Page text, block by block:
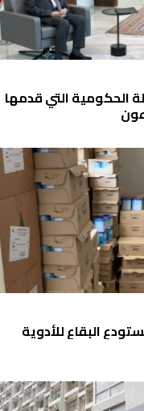
الحكومية التي قدمها
البقاع للأدوية